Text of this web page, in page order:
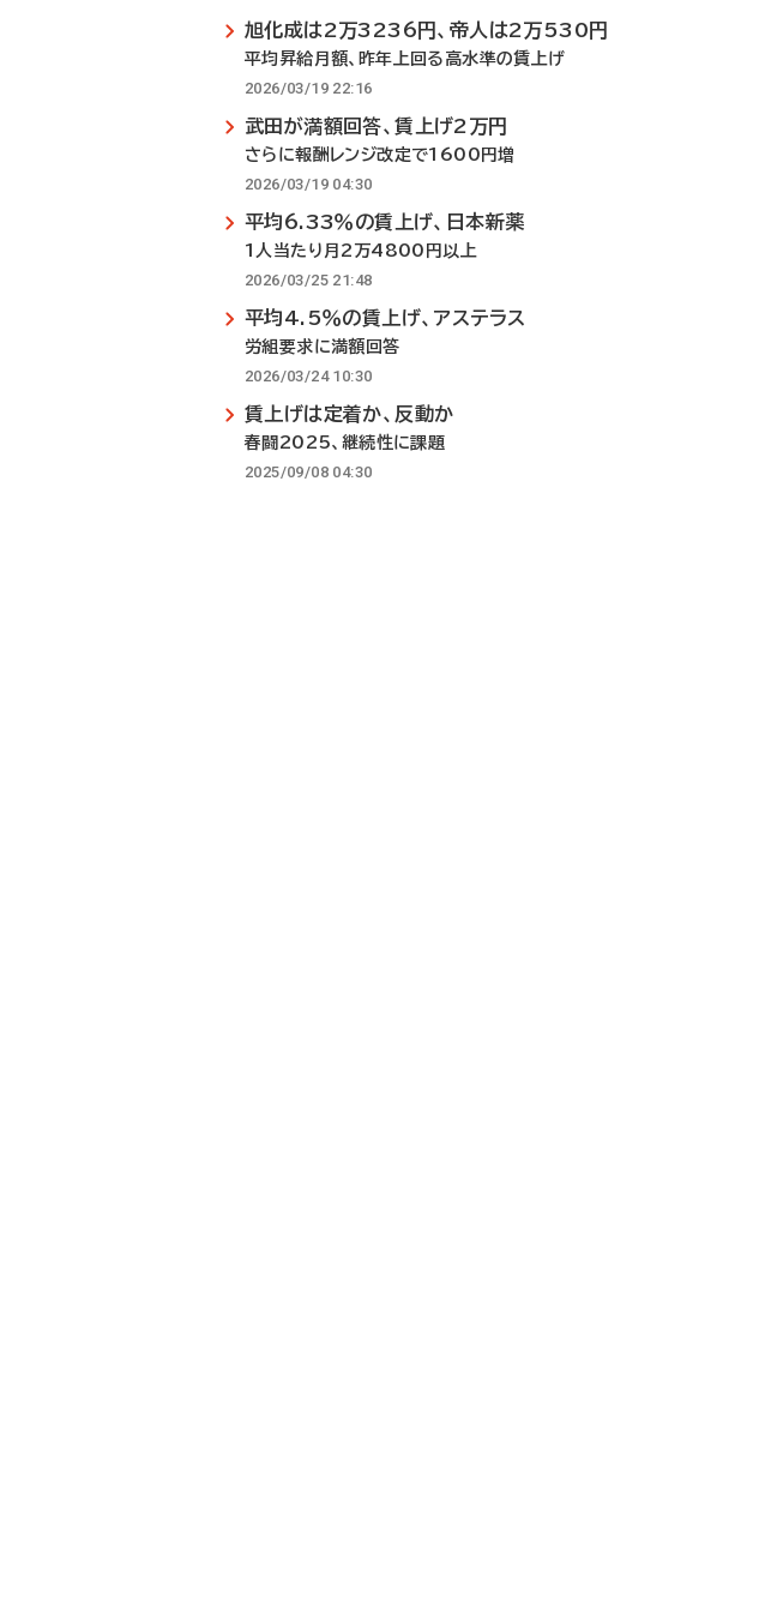
旭化成は2万3236円、帝人は2万530円
平均昇給月額、昨年上回る高水準の賃上げ
2026/03/19 22:16
武田が満額回答、賃上げ2万円
さらに報酬レンジ改定で1600円増
2026/03/19 04:30
平均6.33％の賃上げ、日本新薬
1人当たり月2万4800円以上
2026/03/25 21:48
平均4.5％の賃上げ、アステラス
労組要求に満額回答
2026/03/24 10:30
賃上げは定着か、反動か
春闘2025、継続性に課題
2025/09/08 04:30